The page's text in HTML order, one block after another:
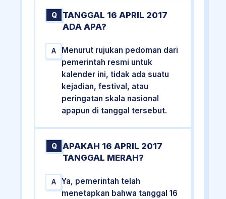
Q
TANGGAL 16 APRIL 2017
ADA APA?
A
Menurut rujukan pedoman dari
pemerintah resmi untuk
kalender ini, tidak ada suatu
kejadian, festival, atau
peringatan skala nasional
apapun di tanggal tersebut.
Q
APAKAH 16 APRIL 2017
TANGGAL MERAH?
A
Ya, pemerintah telah
menetapkan bahwa tanggal 16